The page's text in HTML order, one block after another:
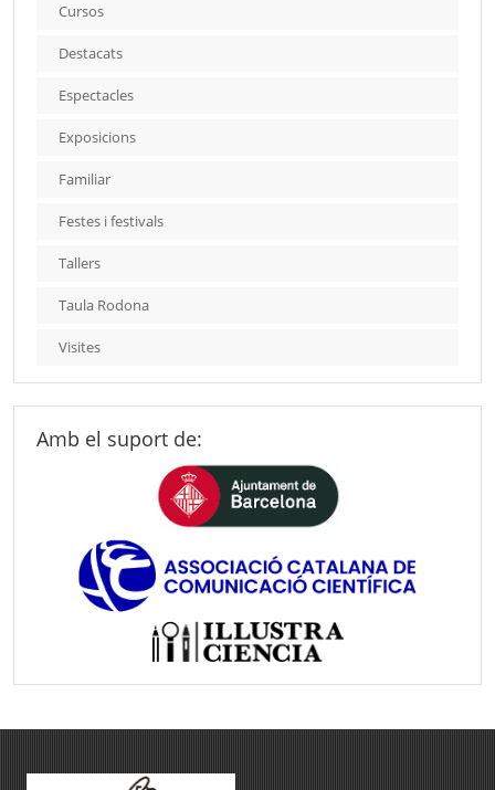
Cursos
Destacats
Espectacles
Exposicions
Familiar
Festes i festivals
Tallers
Taula Rodona
Visites
Amb el suport de: